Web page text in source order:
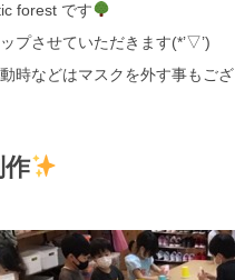
forest です
プさせていただきます(*’▽’)
時などはマスクを外す事もご